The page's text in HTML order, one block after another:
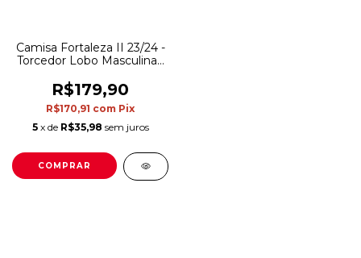
Camisa Fortaleza II 23/24 -
Torcedor Lobo Masculina -
R$179,90
R$170,91 com Pix
5 x de R$35,98 sem juros
COMPRAR